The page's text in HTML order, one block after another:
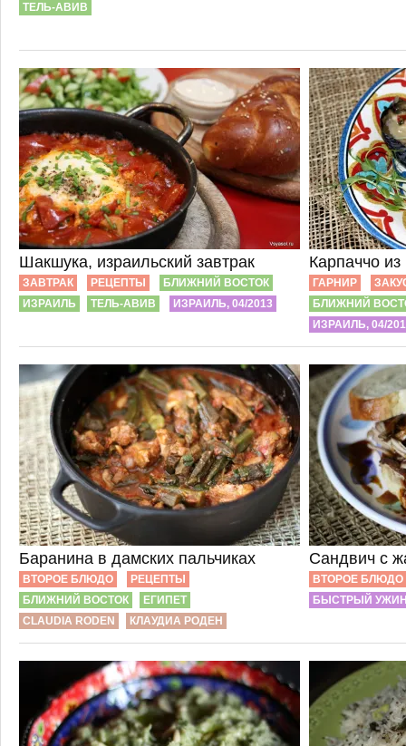
ТЕЛЬ-АВИВ
Шакшука, израильский завтрак
ЗАВТРАК РЕЦЕПТЫ
БЛИЖНИЙ ВОСТОК
ИЗРАИЛЬ
ТЕЛЬ-АВИВ ИЗРАИЛЬ, 04/2013
Карпаччо
ГАРНИР
БЛИЖНИЙ
ИЗРАИЛЬ, 04/
Баранина в дамских пальчиках
ВТОРОЕ БЛЮДО
РЕЦЕПТЫ
БЛИЖНИЙ ВОСТОК
ЕГИПЕТ
CLAUDIA RODEN
КЛАУДИА РОДЕН
Сандвич с
ВТОРОЕ БЛЮДО
БЫСТРЫЙ